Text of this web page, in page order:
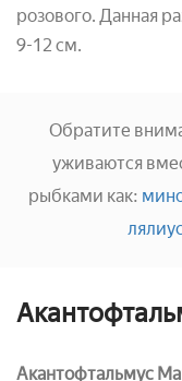
розового. Данная
9-12 см.
Обратите
уживаются
рыбками как:
Акантофтальмус